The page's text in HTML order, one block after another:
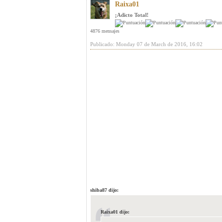
Raixa01
¡Adicto Total!
4876 mensajes
Publicado: Monday 07 de March de 2016, 16:02
shiba87 dijo:
Raixa01 dijo: